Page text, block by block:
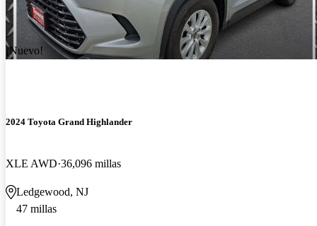
¡Nuevo!
2024 Toyota Grand Highlander
XLE AWD 36,096 millas
Ledgewood, NJ
47 millas